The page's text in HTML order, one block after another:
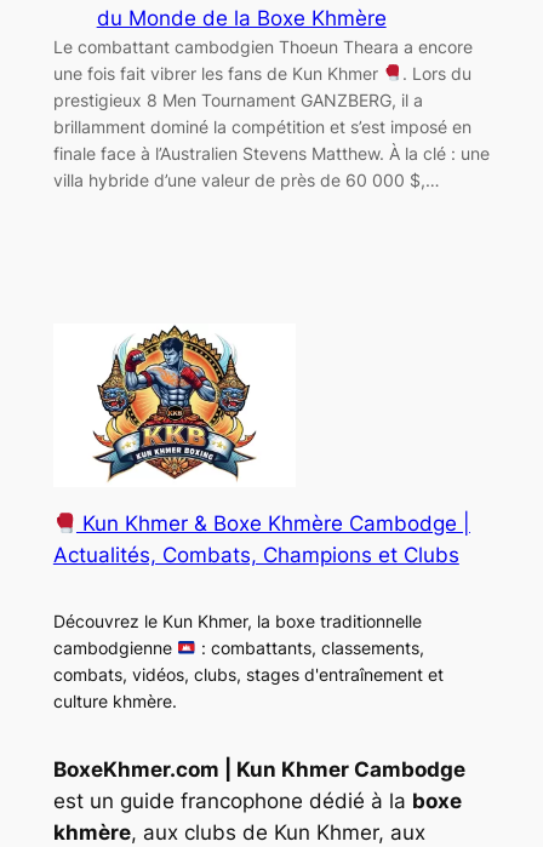
du Monde de la Boxe Khmère
Le combattant cambodgien Thoeun Theara a encore
une fois fait vibrer les fans de Kun Khmer
. Lors du
prestigieux 8 Men Tournament GANZBERG, il a
brillamment dominé la compétition et s’est imposé en
finale face à l’Australien Stevens Matthew. À la clé : une
villa hybride d’une valeur de près de 60 000 $,…
Kun Khmer & Boxe Khmère Cambodge |
Actualités, Combats, Champions et Clubs
Découvrez le Kun Khmer, la boxe traditionnelle
cambodgienne
: combattants, classements,
combats, vidéos, clubs, stages d'entraînement et
culture khmère.
BoxeKhmer.com | Kun Khmer Cambodge
est un guide francophone dédié à la boxe
khmère, aux clubs de Kun Khmer, aux